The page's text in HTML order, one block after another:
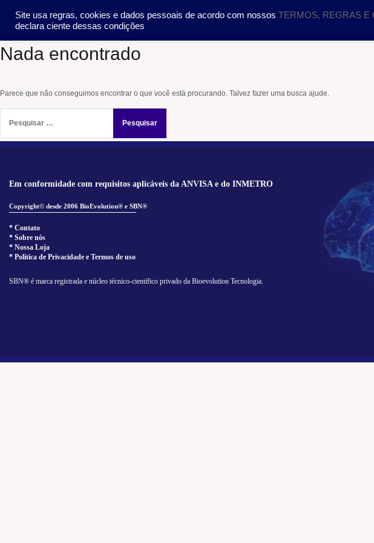
conteúdo
SOCIEDADE METODOLOGIA CURSOS
Nada encontrado
Parece que não conseguimos encontrar o que você está procurando. Talvez fazer uma busca ajude.
por:
Em conformidade com requisitos aplicáveis da ANVISA e do INMETRO
Copyright© desde 2006 BioEvolution® e SBN®
______________________________
* Contato
* Sobre nós
* Nossa Loja
* Política de Privacidade e Termos de uso
SBN® é marca registrada e núcleo técnico-científico privado da Bioevolution Tecnologia.
Site usa regras, cookies e dados pessoais de acordo com nossos TERMOS, REGRAS E
declara ciente dessas condições